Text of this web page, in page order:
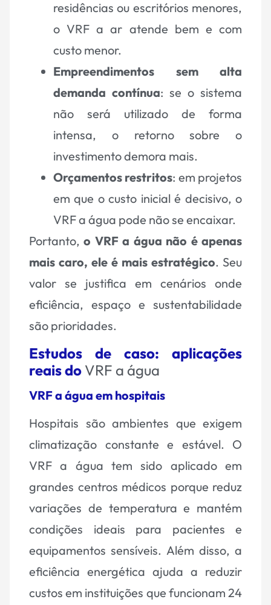
residências ou escritórios menores,
o VRF a ar atende bem e com
custo menor.
Empreendimentos sem alta
demanda contínua: se o sistema
não será utilizado de forma
intensa, o retorno sobre o
investimento demora mais.
Orçamentos restritos: em projetos
em que o custo inicial é decisivo, o
VRF a água pode não se encaixar.
Portanto,o VRF a água não é apenas
mais caro, ele é mais estratégico. Seu
valor se justifica em cenários onde
eficiência, espaço e sustentabilidade
são prioridades.
Estudos de caso: aplicações
reais do VRF a água
VRF a água em hospitais
Hospitais são ambientes que exigem
climatização constante e estável. O
VRF a água tem sido aplicado em
grandes centros médicos porque reduz
variações de temperatura e mantém
condições ideais para pacientes e
equipamentos sensíveis. Além disso, a
eficiência energética ajuda a reduzir
custos em instituições que funcionam 24